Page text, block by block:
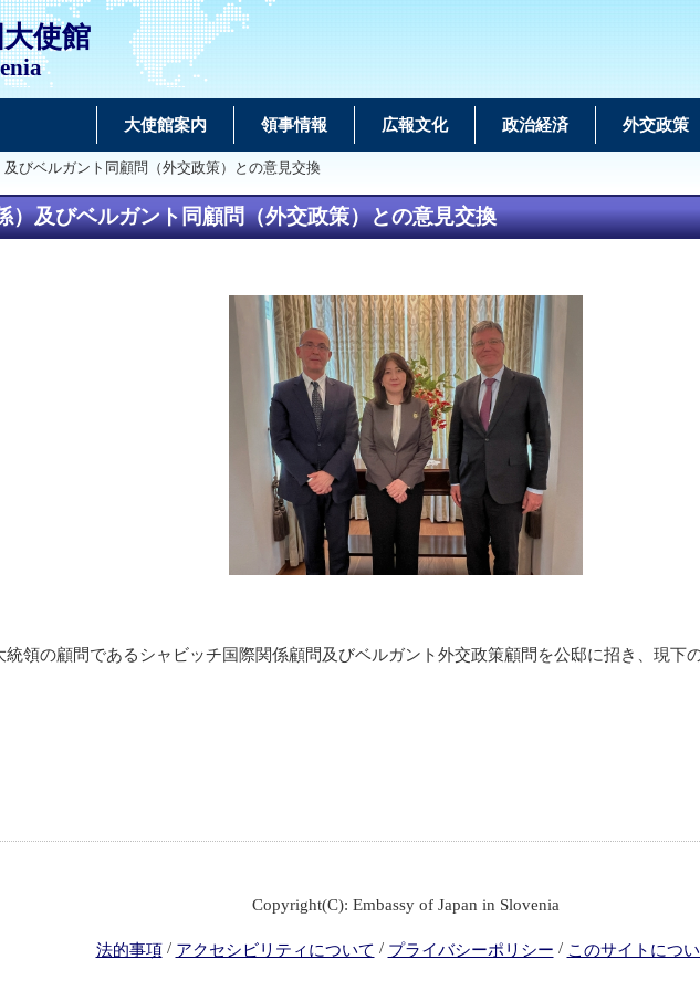
使館
大使館案内 領事情報 広報文化 政治経済 外交政策
びベルガント同顧問（外交政策）との意見交換
）及びベルガント同顧問（外交政策）との意見交換
領の顧問であるシャビッチ国際関係顧問及びベルガント外交政策顧問を公邸に招き、現下
Copyright(C): Embassy of Japan in Slovenia
法的事項 / アクセシビリティについて / プライバシーポリシー / このサイトにつ